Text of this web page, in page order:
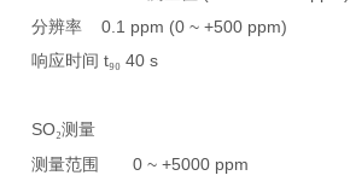
分辨率
0.1 ppm (0 ~ +500 ppm)
响应时间 t₉₀ 40 s
SO₂测量
测量范围
0 ~ +5000 ppm